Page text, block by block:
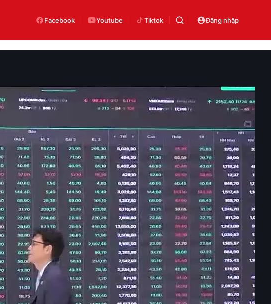
Facebook Youtube Tiktok Đăng nhập